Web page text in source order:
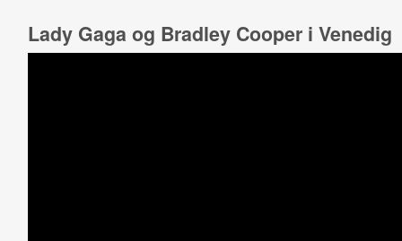
Lady Gaga og Bradley Cooper i Venedig